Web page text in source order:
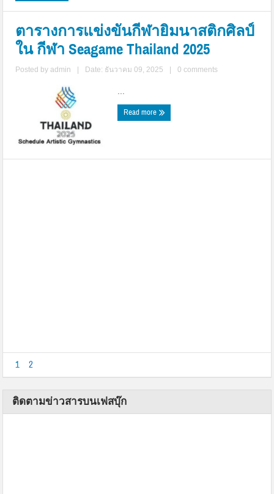
ตารางการแข่งขันกีฬายิมนาสติกศิลป์
ใน กีฬา Seagame Thailand 2025
Posted byadmin Date: ธันวาคม 09, 2025 0 comments
Read more
1 2
ติดตามข่าวสารบนเฟสบุ๊ก